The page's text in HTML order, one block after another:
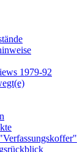
1979-92